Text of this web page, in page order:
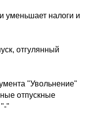
уменьшает налоги и
"Увольнение"
отпускные
"